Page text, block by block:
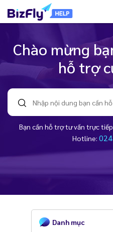
Chào mừng
hỗ trợ
Bạn cần hỗ trợ tư vấn trực
Hotline:
Danh mục